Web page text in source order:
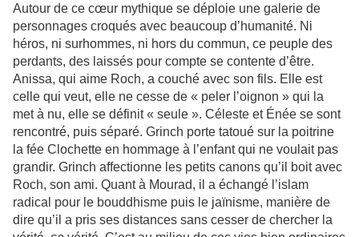
Autour de ce cœur mythique se déploie une galerie de
personnages croqués avec beaucoup d’humanité. Ni
héros, ni surhommes, ni hors du commun, ce peuple des
perdants, des laissés pour compte se contente d’être.
Anissa, qui aime Roch, a couché avec son fils. Elle est
celle qui veut, elle ne cesse de « peler l’oignon » qui la
met à nu, elle se définit « seule ». Céleste et Énée se sont
rencontré, puis séparé. Grinch porte tatoué sur la poitrine
la fée Clochette en hommage à l’enfant qui ne voulait pas
grandir. Grinch affectionne les petits canons qu’il boit avec
Roch, son ami. Quant à Mourad, il a échangé l’islam
radical pour le bouddhisme puis le jaïnisme, manière de
dire qu’il a pris ses distances sans cesser de chercher la